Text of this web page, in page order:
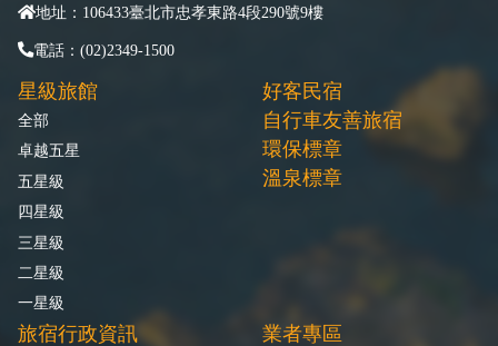
地址：106433臺北市忠孝東路4段290號9樓
電話：(02)2349-1500
星級旅館
全部
卓越五星
五星級
四星級
三星級
二星級
一星級
好客民宿
自行車友善旅宿
環保標章
溫泉標章
旅宿行政資訊 業者專區